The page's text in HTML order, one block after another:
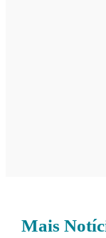
Mais